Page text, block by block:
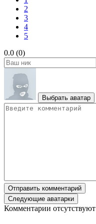
2
3
4
5
0.0 (0)
Выбрать аватар
Отправить комментарий
Следующие аватарки
Комментарии отсутствуют